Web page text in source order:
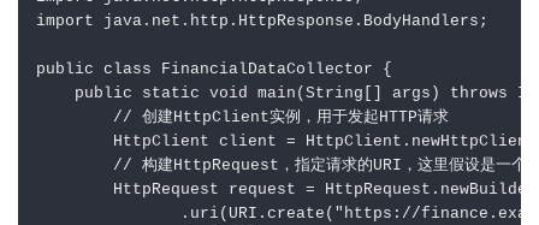
import java.net.http.HttpResponse.BodyHandlers;
public class FinancialDataCollector {
public static void main(String[] args) throws
        // 创建HttpClient实例，用于发起HTTP请求
HttpClient client =
// 构建HttpRequest，指定请求的URI，这里假设是一个
HttpRequest request =
.uri(URI.create("https://